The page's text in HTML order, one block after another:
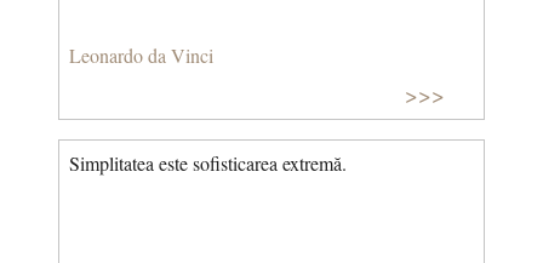
Leonardo da Vinci
>>>
Simplitatea este sofisticarea extremă.